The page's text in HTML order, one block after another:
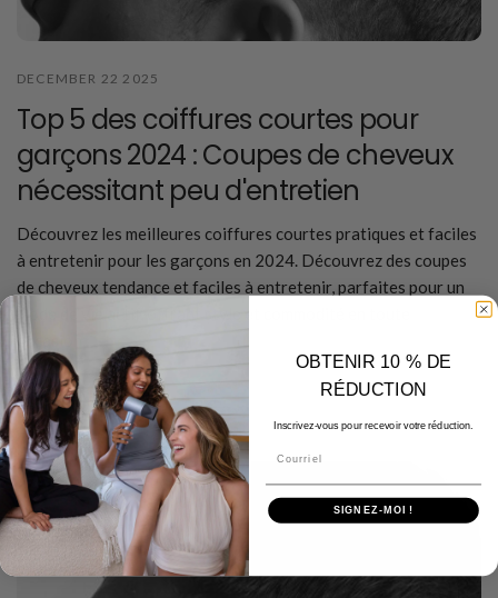
DECEMBER 22 2025
Top 5 des coiffures courtes pour
garçons 2024 : Coupes de cheveux
nécessitant peu d'entretien
Découvrez les meilleures coiffures courtes pratiques et faciles
à entretenir pour les garçons en 2024. Découvrez des coupes
de cheveux tendance et faciles à entretenir, parfaites pour un
occasion.
En savoir plus
OBTENIR 10 % DE
RÉDUCTION
Inscrivez-vous pour recevoir votre réduction.
SIGNEZ-MOI !